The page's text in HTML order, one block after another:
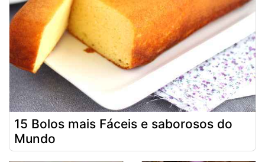
15 Bolos mais Fáceis e saborosos do
Mundo